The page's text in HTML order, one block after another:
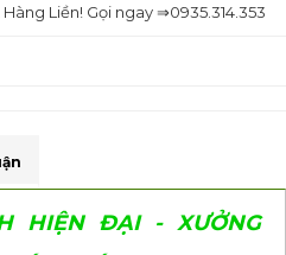
Liền! Gọi ngay ⇒0935.314.353
HIỆN ĐẠI - XƯỞNG